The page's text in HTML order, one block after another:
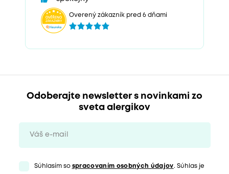
Overený zákazník pred 6 dňami
Odoberajte newsletter s novinkami zo
sveta alergikov
Súhlasím so spracovaním osobných údajov. Súhlas je